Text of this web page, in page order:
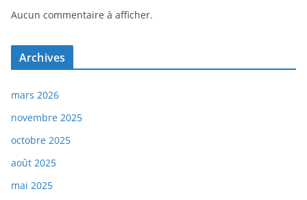
Aucun commentaire à afficher.
Archives
mars 2026
novembre 2025
octobre 2025
août 2025
mai 2025